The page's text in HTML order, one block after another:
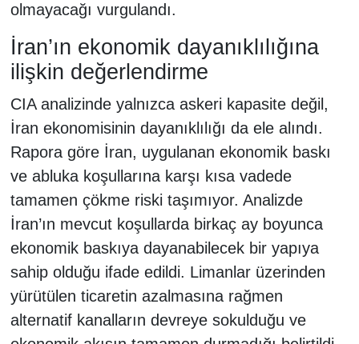
olmayacağı vurgulandı.
İran’ın ekonomik dayanıklılığına
ilişkin değerlendirme
CIA analizinde yalnızca askeri kapasite değil,
İran ekonomisinin dayanıklılığı da ele alındı.
Rapora göre İran, uygulanan ekonomik baskı
ve abluka koşullarına karşı kısa vadede
tamamen çökme riski taşımıyor. Analizde
İran’ın mevcut koşullarda birkaç ay boyunca
ekonomik baskıya dayanabilecek bir yapıya
sahip olduğu ifade edildi. Limanlar üzerinden
yürütülen ticaretin azalmasına rağmen
alternatif kanalların devreye sokulduğu ve